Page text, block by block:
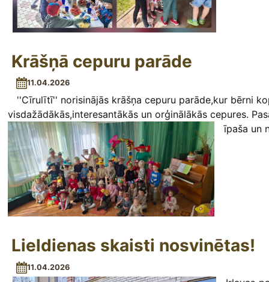
Krāšņā cepuru parāde
11.04.2026
''Cīrulītī'' norisinājās krāšņa cepuru parāde,kur bērni
visdažādākās,interesantākās un orģinālākās cepures.
īpaša un
Lieldienas skaisti nosvinētas!
11.04.2026